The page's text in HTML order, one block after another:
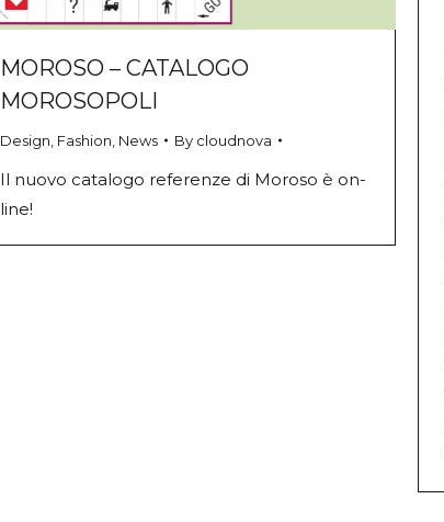
MOROSO – CATALOGO
MOROSOPOLI
Design Fashion News By cloudnova
Il nuovo catalogo referenze di Moroso è on-
line!